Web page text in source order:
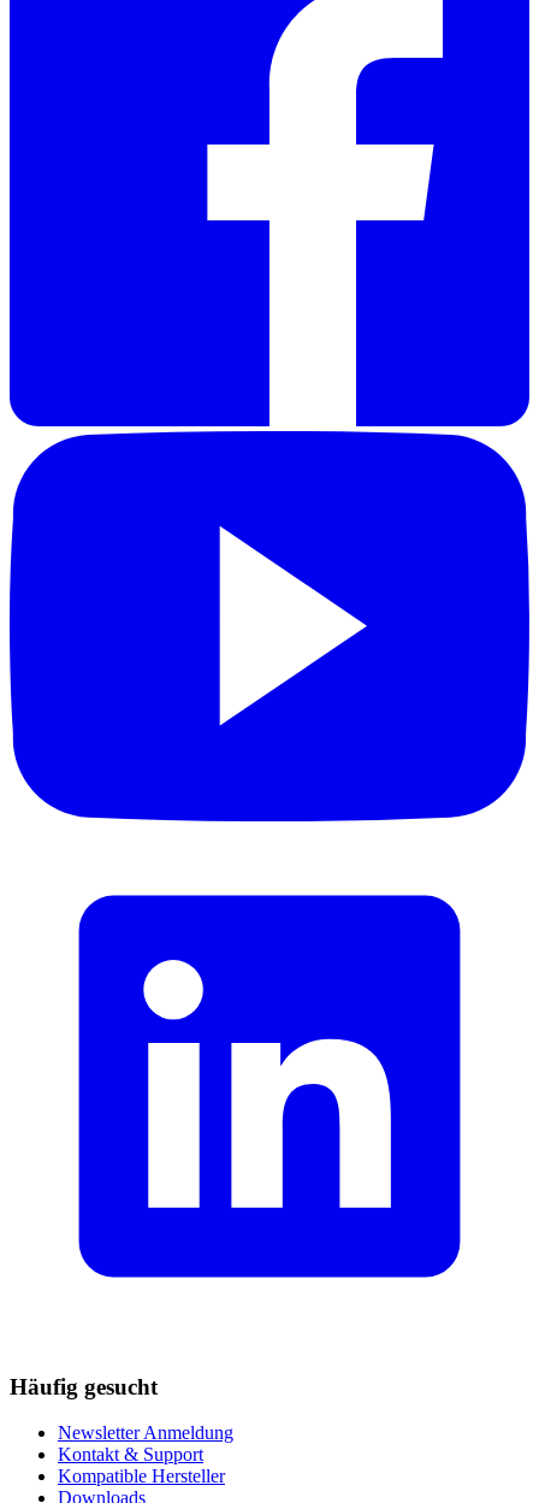
Häufig gesucht
Newsletter Anmeldung
Kontakt & Support
Kompatible Hersteller
Downloads